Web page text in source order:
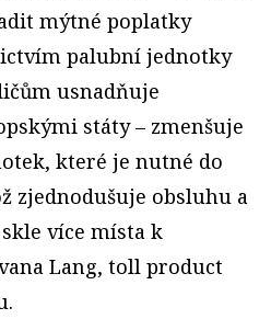
mýtné poplatky
palubní jednotky
usnadňuje
státy – zmenšuje
které je nutné do
zjednodušuje obsluhu a
více místa k
Lang, toll product